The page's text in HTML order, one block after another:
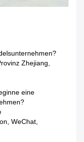
Zhejiang,
eine
WeChat,